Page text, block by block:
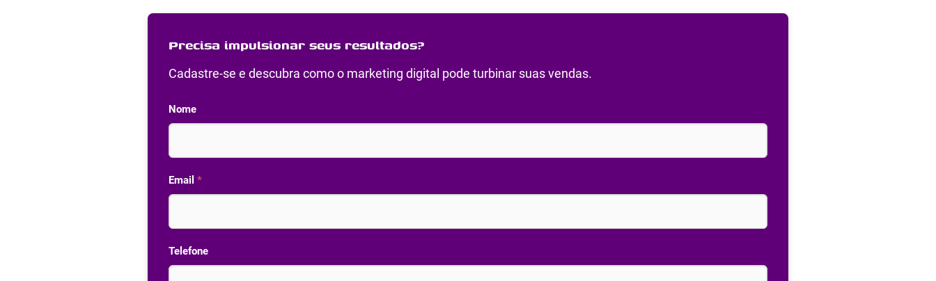
Precisa impulsionar seus resultados?
Cadastre-se e descubra como o marketing digital pode turbinar suas vendas.
Nome
Email *
Telefone